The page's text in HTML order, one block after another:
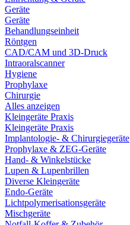
Geräte
Geräte
Behandlungseinheit
Röntgen
CAD/CAM und 3D-Druck
Intraoralscanner
Hygiene
Prophylaxe
Chirurgie
Alles anzeigen
Kleingeräte Praxis
Kleingeräte Praxis
Implantologie- & Chirurgiegeräte
Prophylaxe & ZEG-Geräte
Hand- & Winkelstücke
Lupen & Lupenbrillen
Diverse Kleingeräte
Endo-Geräte
Lichtpolymerisationsgeräte
Mischgeräte